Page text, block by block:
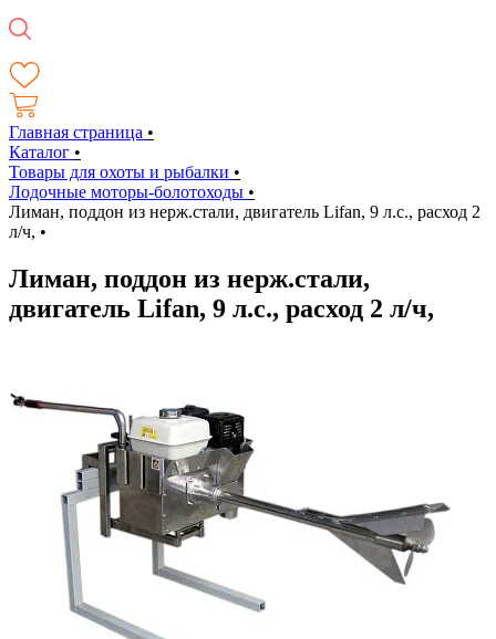
Главная страница •
Каталог •
Товары для охоты и рыбалки •
Лодочные моторы-болотоходы •
Лиман, поддон из нерж.стали, двигатель Lifan, 9 л.с., расход 2
л/ч, •
Лиман, поддон из нерж.стали,
двигатель Lifan, 9 л.с., расход 2 л/ч,